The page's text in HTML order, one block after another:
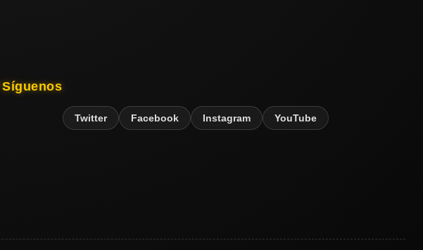
Síguenos
Twitter Facebook Instagram YouTube